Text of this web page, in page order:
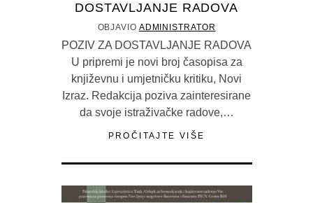
DOSTAVLJANJE RADOVA
OBJAVIO ADMINISTRATOR
POZIV ZA DOSTAVLJANJE RADOVA
U pripremi je novi broj časopisa za
književnu i umjetničku kritiku, Novi
Izraz. Redakcija poziva zainteresirane
da svoje istraživačke radove,…
PROČITAJTE VIŠE